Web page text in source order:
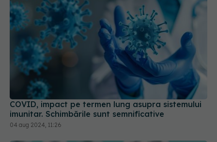
COVID, impact pe termen lung asupra sistemului
imunitar. Schimbările sunt semnificative
04 aug 2024, 11:26